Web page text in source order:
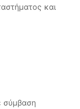
και
σύμβαση